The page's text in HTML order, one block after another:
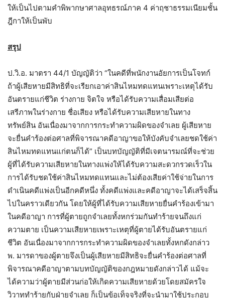
ให้เป็นไปตามคำพิพากษาศาลอุทธรณ์ภาค 4 ค่าฤชาธรรมเนียมชั้น
ฎีกาให้เป็นพับ
สรุป
ป.วิ.อ. มาตรา 44/1 บัญญัติว่า “ในคดีที่พนักงานอัยการเป็นโจทก์
ถ้าผู้เสียหายมีสิทธิที่จะเรียกเอาค่าสินไหมทดแทนเพราะเหตุได้รับ
อันตรายแก่ชีวิต ร่างกาย จิตใจ หรือได้รับความเสื่อมเสียต่อ
เสรีภาพในร่างกาย ชื่อเสียง หรือได้รับความเสียหายในทาง
ทรัพย์สิน อันเนื่องมาจากการกระทำความผิดของจำเลย ผู้เสียหาย
จะยื่นคำร้องต่อศาลที่พิจารณาคดีอาญาขอให้บังคับจำเลยชดใช้ค่า
สินไหมทดแทนแก่ตนก็ได้” เป็นบทบัญญัติที่มีเจตนารมณ์ที่จะช่วย
ผู้ที่ได้รับความเสียหายในทางแพ่งให้ได้รับความสะดวกรวดเร็วใน
การได้รับชดใช้ค่าสินไหมทดแทนและไม่ต้องเสียค่าใช้จ่ายในการ
ดำเนินคดีแพ่งเป็นอีกคดีหนึ่ง ทั้งคดีแพ่งและคดีอาญาจะได้เสร็จสิ้น
ไปในคราวเดียวกัน โดยให้ผู้ที่ได้รับความเสียหายยื่นคำร้องเข้ามา
ในคดีอาญา การที่ผู้ตายถูกจำเลยทั้งหกร่วมกันทำร้ายจนถึงแก่
ความตาย เป็นความเสียหายเพราะเหตุที่ผู้ตายได้รับอันตรายแก่
ชีวิต อันเนื่องมาจากการกระทำความผิดของจำเลยทั้งหกดังกล่าว
พ. มารดาของผู้ตายจึงเป็นผู้เสียหายมีสิทธิจะยื่นคำร้องต่อศาลที่
พิจารณาคดีอาญาตามบทบัญญัติของกฎหมายดังกล่าวได้ แม้จะ
ได้ความว่าผู้ตายมีส่วนก่อให้เกิดความเสียหายด้วยโดยสมัครใจ
วิวาททำร้ายกับฝ่ายจำเลย ก็เป็นข้อเท็จจริงที่จะนำมาใช้ประกอบ